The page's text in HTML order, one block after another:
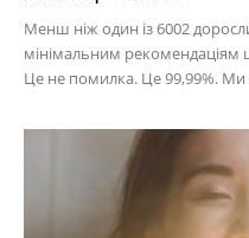
Менш ніж один із 6002
мінімальним рекомендаціям
Це не помилка. Це 99,99%.